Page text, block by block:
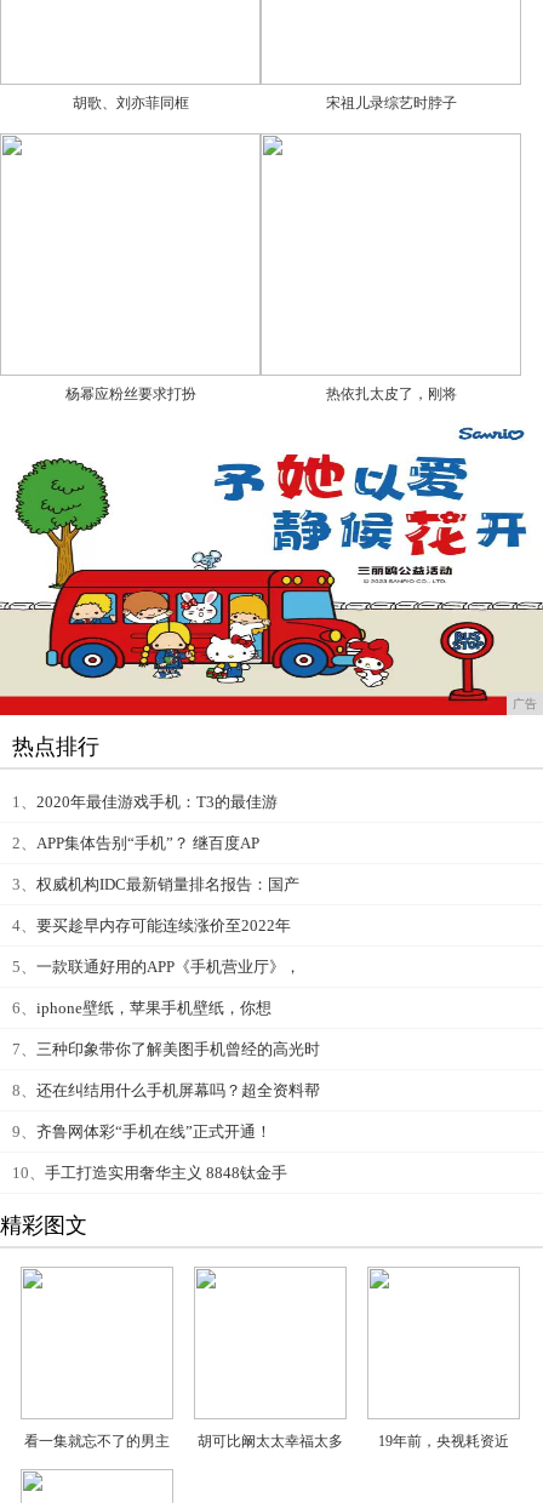
胡歌、刘亦菲同框 宋祖儿录综艺时脖子
杨幂应粉丝要求打扮 热依扎太皮了，刚将
广告
热点排行
1、 2020年最佳游戏手机：T3的最佳游
2、 APP集体告别“手机”？ 继百度AP
3、 权威机构IDC最新销量排名报告：国产
4、 要买趁早内存可能连续涨价至2022年
5、 一款联通好用的APP《手机营业厅》，
6、 iphone壁纸，苹果手机壁纸，你想
7、 三种印象带你了解美图手机曾经的高光时
8、 还在纠结用什么手机屏幕吗？超全资料帮
9、 齐鲁网体彩“手机在线”正式开通！
10、 手工打造实用奢华主义 8848钛金手
精彩图文
看一集就忘不了的男主 胡可比阚太太幸福太多 19年前，央视耗资近